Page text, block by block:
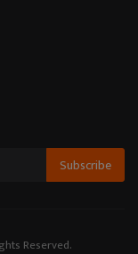
Subscribe
Reserved.